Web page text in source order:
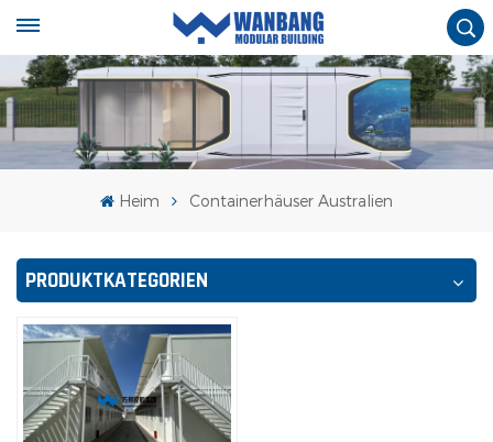
Heim Containerhäuser Australien
PRODUKTKATEGORIEN